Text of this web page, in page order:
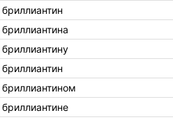
бриллиантин
бриллиантина
бриллиантину
бриллиантин
бриллиантином
бриллиантине